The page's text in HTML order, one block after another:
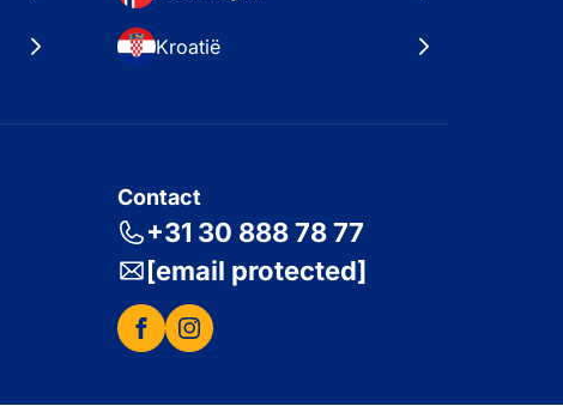
Kroatië
Contact
+31 30 888 78 77
[email protected]